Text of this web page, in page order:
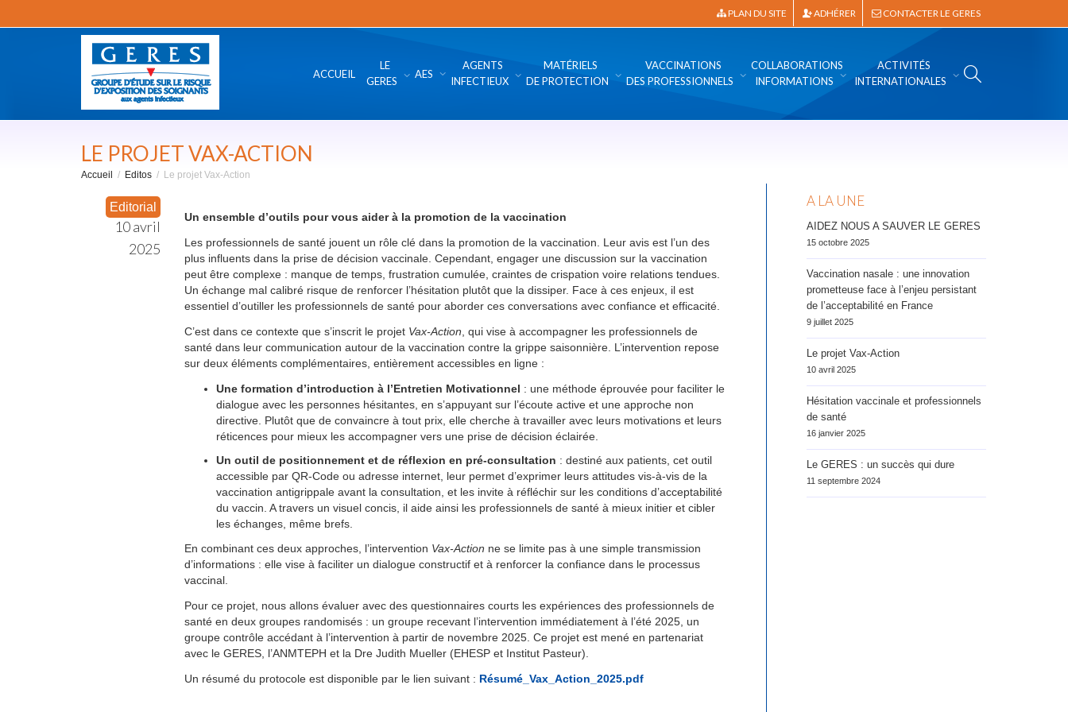
PLAN DU SITE ADHÉRER CONTACTER LE GERES
ACCUEIL
LE
GERES
AES
AGENTS
INFECTIEUX
MATÉRIELS
DE PROTECTION
VACCINATIONS
DES PROFESSIONNELS
COLLABORATIONS
INFORMATIONS
ACTIVITÉS
INTERNATIONALES
LE PROJET VAX-ACTION
Accueil Editos Le projet Vax-Action
Editorial
10 avril
2025
Un ensemble d’outils pour vous aider à la promotion de la vaccination
Les professionnels de santé jouent un rôle clé dans la promotion de la vaccination. Leur avis est l’un des
plus influents dans la prise de décision vaccinale. Cependant, engager une discussion sur la vaccination
peut être complexe : manque de temps, frustration cumulée, craintes de crispation voire relations tendues.
Un échange mal calibré risque de renforcer l’hésitation plutôt que la dissiper. Face à ces enjeux, il est
essentiel d’outiller les professionnels de santé pour aborder ces conversations avec confiance et efficacité.
C’est dans ce contexte que s’inscrit le projet Vax-Action , qui vise à accompagner les professionnels de
santé dans leur communication autour de la vaccination contre la grippe saisonnière. L’intervention repose
sur deux éléments complémentaires, entièrement accessibles en ligne :
Une formation d’introduction à l’Entretien Motivationnel : une méthode éprouvée pour faciliter le
dialogue avec les personnes hésitantes, en s’appuyant sur l’écoute active et une approche non
directive. Plutôt que de convaincre à tout prix, elle cherche à travailler avec leurs motivations et leurs
réticences pour mieux les accompagner vers une prise de décision éclairée.
Un outil de positionnement et de réflexion en pré-consultation : destiné aux patients, cet outil
accessible par QR-Code ou adresse internet, leur permet d’exprimer leurs attitudes vis-à-vis de la
vaccination antigrippale avant la consultation, et les invite à réfléchir sur les conditions d’acceptabilité
du vaccin. A travers un visuel concis, il aide ainsi les professionnels de santé à mieux initier et cibler
les échanges, même brefs.
En combinant ces deux approches, l’intervention Vax-Action ne se limite pas à une simple transmission
d’informations : elle vise à faciliter un dialogue constructif et à renforcer la confiance dans le processus
vaccinal.
Pour ce projet, nous allons évaluer avec des questionnaires courts les expériences des professionnels de
santé en deux groupes randomisés : un groupe recevant l’intervention immédiatement à l’été 2025, un
groupe contrôle accédant à l’intervention à partir de novembre 2025. Ce projet est mené en partenariat
avec le GERES, l’ANMTEPH et la Dre Judith Mueller (EHESP et Institut Pasteur).
Un résumé du protocole est disponible par le lien suivant : Résumé_Vax_Action_2025.pdf
A LA UNE
AIDEZ NOUS A SAUVER LE GERES
15 octobre 2025
Vaccination nasale : une innovation
prometteuse face à l’enjeu persistant
de l’acceptabilité en France
9 juillet 2025
Le projet Vax-Action
10 avril 2025
Hésitation vaccinale et professionnels
de santé
16 janvier 2025
Le GERES : un succès qui dure
11 septembre 2024